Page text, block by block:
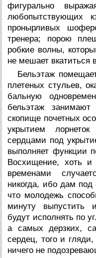
фигурально
любопытствующих
пронырливых
тренера; порою
робкие волны,
не мешает вкатиться
Бельэтаж
плетеных стульев,
бальную
бельэтаж
скопище почетных
укрытием
сердцами под
выполняет функции
Восхищение, хоть и
временами
никогда, ибо дам под
что молодежь
минуту выпустить
будут исполнять по
а самых дерзких,
сердец, того и
ничего не